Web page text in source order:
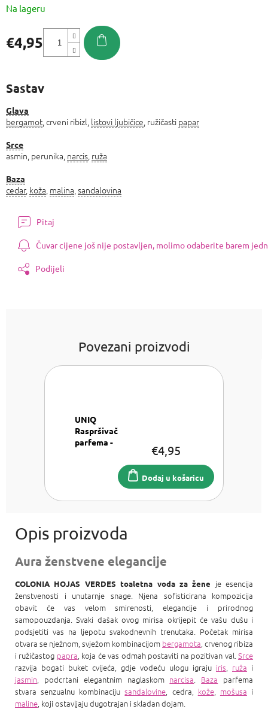
€4,95
Na lageru
Sastav
Glava
bergamot , crveni ribizl, listovi ljubičice , ružičasti papar
Srce
asmin, perunika, narcis ruža
Baza
cedar, koža malina sandalovina
Pitaj
Čuvar cijene još nije postavljen, molimo odaberite barem
Podijeli
Povezani proizvodi
UNIQ
Raspršivač
parfema -
€4,95
Dodaj u košaricu
Aura ženstvene elegancije
COLONIA HOJAS VERDES toaletna voda za žene je esencija
ženstvenosti i unutarnje snage. Njena sofisticirana kompozicija
obavit će vas velom smirenosti, elegancije i prirodnog
samopouzdanja. Svaki dašak ovog mirisa okrijepit će vašu dušu i
podsjetiti vas na ljepotu svakodnevnih trenutaka. Početak mirisa
otvara se nježnom, svježom kombinacijom bergamota, crvenog ribiza
i ružičastog papra, koja će vas odmah postaviti na pozitivan val.Srce
razvija bogati buket cvijeća, gdje vodeću ulogu igraju iris, ruža i
jasmin, podcrtani elegantnim naglaskom narcisa. Baza parfema
stvara senzualnu kombinacijusandalovine, cedra, kože, mošusa i
maline, koji ostavljaju dugotrajan i skladan dojam.